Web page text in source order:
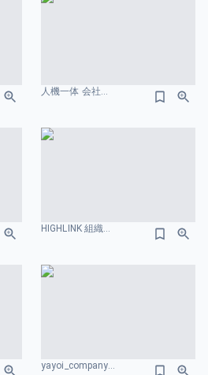
人機一体 会社紹介資料 組織図のスライドデザイン
HIGHLINK 組織図のスライドデザイン
yayoi_company_deck.pdf 組織図のスライドデザイン